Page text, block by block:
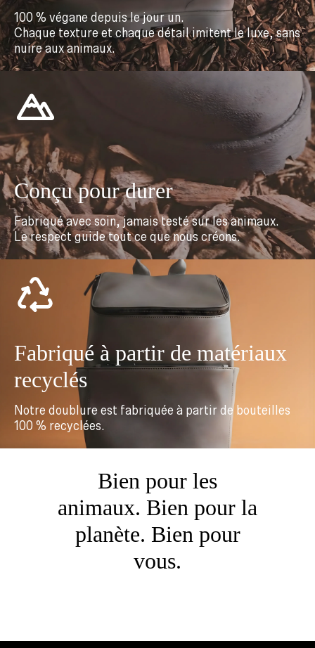
100 % végane depuis le jour un.
Chaque texture et chaque détail imitent le luxe, sans
nuire aux animaux.
Conçu pour durer
Fabriqué avec soin, jamais testé sur les animaux.
Le respect guide tout ce que nous créons.
Fabriqué à partir de matériaux
recyclés
Notre doublure est fabriquée à partir de bouteilles
100 % recyclées.
Bien pour les
animaux. Bien pour la
planète. Bien pour
vous.